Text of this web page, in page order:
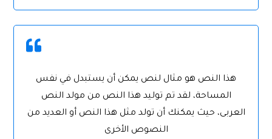
هذا النص هو مثال لنص يمكن أن يستبدل في نفس
المساحة، لقد تم توليد هذا النص من مولد النص
العربى، حيث يمكنك أن تولد مثل هذا النص أو العديد من
النصوص الأخرى